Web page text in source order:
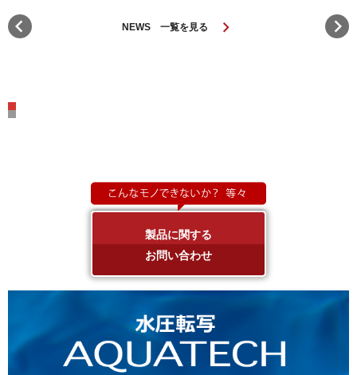
NEWS 一覧を見る keyboard_arrow_right
chevron_left chevron_right
製品に関する
お問い合わせ